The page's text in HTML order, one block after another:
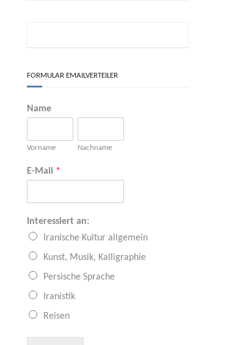
FORMULAR EMAILVERTEILER
Name
Vorname Nachname
E-Mail *
Interessiert an:
Iranische Kultur allgemein
Kunst, Musik, Kalligraphie
Persische Sprache
Iranistik
Reisen